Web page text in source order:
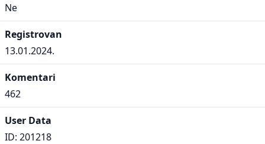
Ne
Registrovan
13.01.2024.
Komentari
462
User Data
ID: 201218